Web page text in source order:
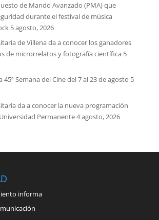
de Mando Avanzado (PMA) que
durante el festival de música
5 agosto, 2026
de Villena da a conocer los ganadores
de microrrelatos y fotografía científica 5
45ª Semana del Cine del 7 al 23 de agosto 5
da a conocer la nueva programación
Permanente4 agosto, 2026
informa